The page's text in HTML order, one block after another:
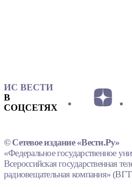
ИС ВЕСТИ
В
СОЦСЕТЯХ
© Сетевое издание «Вести.Ру»
«Федеральное государственное
Всероссийская государственная
радиовещательная компания»